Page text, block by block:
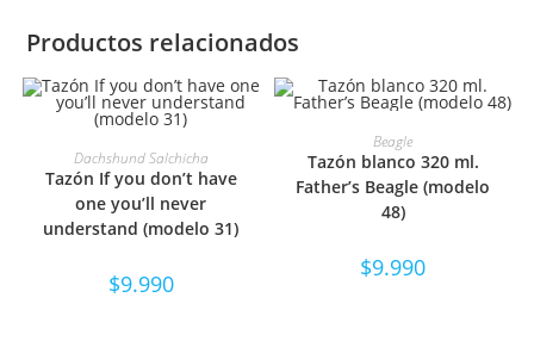
Productos relacionados
SELECCIONAR OPCIONES
Dachshund Salchicha
Tazón If you don’t have
one you’ll never
understand (modelo 31)
$9.990
SELECCIONAR OPCIONES
Beagle
Tazón blanco 320 ml.
Father’s Beagle (modelo
48)
$9.990